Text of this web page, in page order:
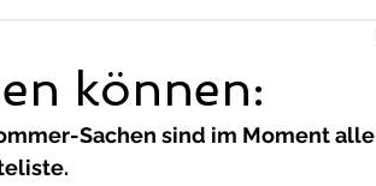
können:
Sachen sind im Moment alle